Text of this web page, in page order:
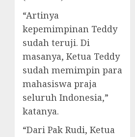
“Artinya
kepemimpinan Teddy
sudah teruji. Di
masanya, Ketua Teddy
sudah memimpin para
mahasiswa praja
seluruh Indonesia,”
katanya.
“Dari Pak Rudi, Ketua